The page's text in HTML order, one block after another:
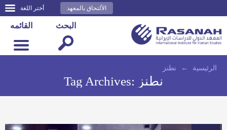
أختر اللغة الألتحاق بالمعهد
القائمه البحث
الرئيسية ← نطنز
Tag Archives: نطنز